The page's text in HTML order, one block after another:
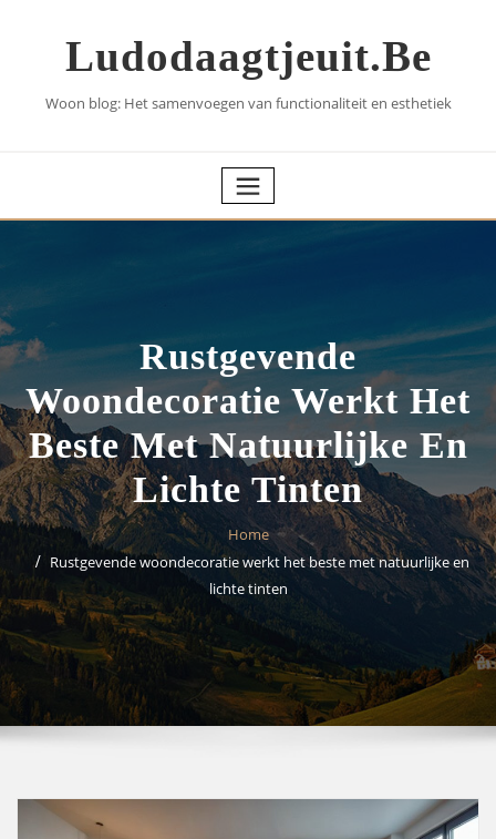
Ludodaagtjeuit.be
Woon blog: Het samenvoegen van functionaliteit en esthetiek
Rustgevende
Woondecoratie Werkt Het
Beste Met Natuurlijke En
Lichte Tinten
Home
Rustgevende woondecoratie werkt het beste met natuurlijke en
lichte tinten